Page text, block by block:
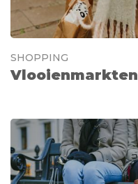
SHOPPING
Vlooienmarkten